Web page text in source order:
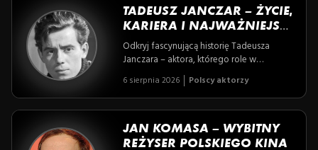
TADEUSZ JANCZAR – ŻYCIE,
KARIERA I NAJWAŻNIEJSZE
ROLE
Odkryj fascynującą historię Tadeusza
Janczara – aktora, którego role w
kultowych filmach polskiej szkoły filmowej
na zawsze wpisały się w karty kina, a
osobista walka z chorobą nadała jego
postaciom jeszcze większą autentyczność i
emocjonalną głębię. Przeżyj z nim
zarówno blaski sceny, jak i cienie
6 sierpnia 2026 Polscy aktorzy
JAN KOMASA – WYBITNY
REŻYSER POLSKIEGO KINA